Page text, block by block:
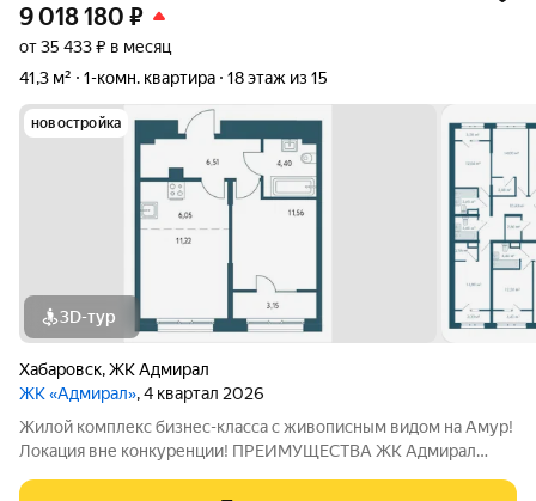
9 018 180 ₽
от 35 433 ₽ в месяц
41,3 м²
1-комн. квартира 18 этаж из 15
новостройка
3D-тур
Хабаровск,ЖК Адмирал
ЖК «Адмирал», 4 квартал 2026
Жилой комплекс бизнес-класса с живописным видом на Амур!
Локация вне конкуренции! ПРЕИМУЩЕСТВА ЖК Адмирал